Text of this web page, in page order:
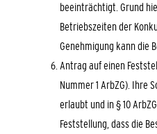
beeinträchtigt. Grund
Betriebszeiten der
Genehmigung kann die
Antrag auf einen
Nummer 1 ArbZG). Ihre
erlaubt und in § 10
Feststellung, dass die